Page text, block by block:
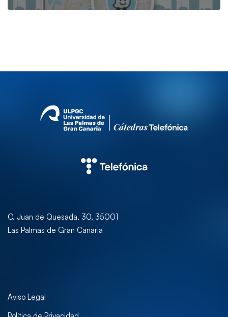
C. Juan de Quesada, 30, 35001
Las Palmas de Gran Canaria
Aviso Legal